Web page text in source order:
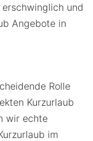
und
Angebote in
Rolle
Kurzurlaub
wir echte
im